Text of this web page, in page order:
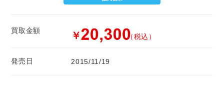
買取金額 ￥ （税込）
発売日 2015/11/19